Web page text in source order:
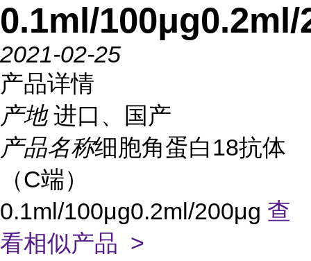
0.1ml/100μg0.2ml/
2021-02-25
产品详情
产地 进口、国产
产品名称细胞角蛋白18抗体
（C端）
0.1ml/100μg0.2ml/200μg 查
看相似产品 >